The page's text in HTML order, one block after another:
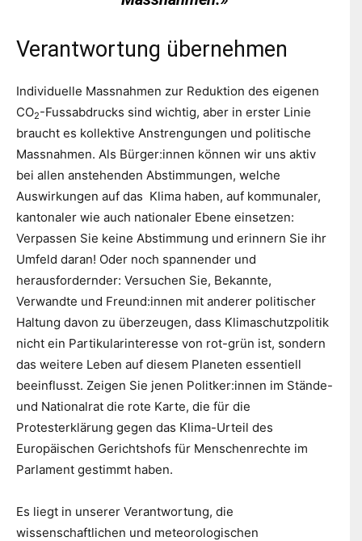
Verantwortung übernehmen
Individuelle Massnahmen zur Reduktion des eigenen
CO2-Fussabdrucks sind wichtig, aber in erster Linie
braucht es kollektive Anstrengungen und politische
Massnahmen. Als Bürger:innen können wir uns aktiv
bei allen anstehenden Abstimmungen, welche
Auswirkungen auf das Klima haben, auf kommunaler,
kantonaler wie auch nationaler Ebene einsetzen:
Verpassen Sie keine Abstimmung und erinnern Sie ihr
Umfeld daran! Oder noch spannender und
herausfordernder: Versuchen Sie, Bekannte,
Verwandte und Freund:innen mit anderer politischer
Haltung davon zu überzeugen, dass Klimaschutzpolitik
nicht ein Partikularinteresse von rot-grün ist, sondern
das weitere Leben auf diesem Planeten essentiell
beeinflusst. Zeigen Sie jenen Politker:innen im Stände-
und Nationalrat die rote Karte, die für die
Protesterklärung gegen das Klima-Urteil des
Europäischen Gerichtshofs für Menschenrechte im
Parlament gestimmt haben.
Es liegt in unserer Verantwortung, die
wissenschaftlichen und meteorologischen